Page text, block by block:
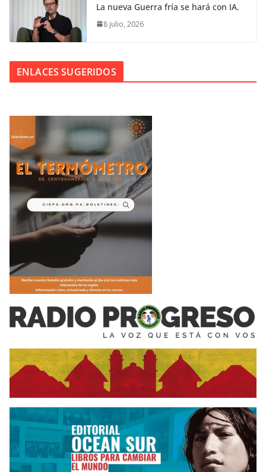
La nueva Guerra fría se hará con IA.
8 julio, 2026
ENLACES SUGERIDOS